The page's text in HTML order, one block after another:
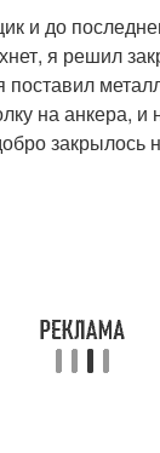
и до
я решил
поставил
на анкера, и
закрылось